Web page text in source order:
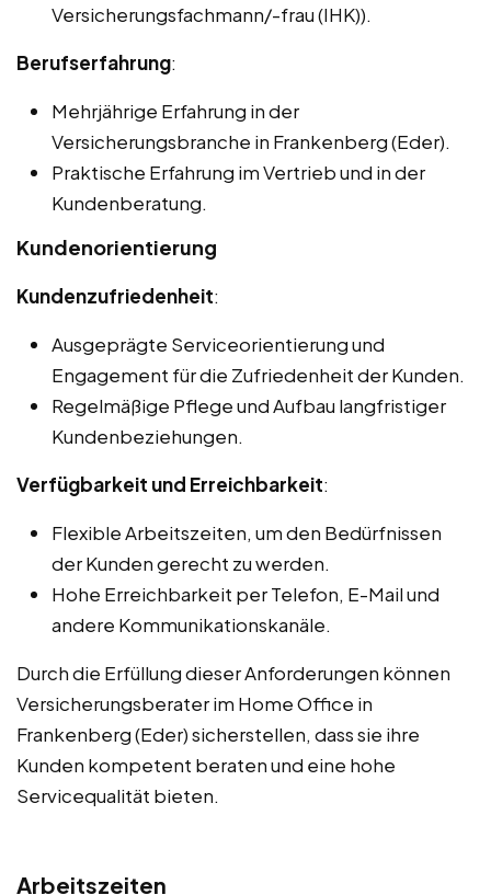
Versicherungsfachmann/-frau (IHK)).
Berufserfahrung:
Mehrjährige Erfahrung in der
Versicherungsbranche in Frankenberg (Eder).
Praktische Erfahrung im Vertrieb und in der
Kundenberatung.
Kundenorientierung
Kundenzufriedenheit:
Ausgeprägte Serviceorientierung und
Engagement für die Zufriedenheit der Kunden.
Regelmäßige Pflege und Aufbau langfristiger
Kundenbeziehungen.
Verfügbarkeit und Erreichbarkeit:
Flexible Arbeitszeiten, um den Bedürfnissen
der Kunden gerecht zu werden.
Hohe Erreichbarkeit per Telefon, E-Mail und
andere Kommunikationskanäle.
Durch die Erfüllung dieser Anforderungen können
Versicherungsberater im Home Office in
Frankenberg (Eder) sicherstellen, dass sie ihre
Kunden kompetent beraten und eine hohe
Servicequalität bieten.
Arbeitszeiten